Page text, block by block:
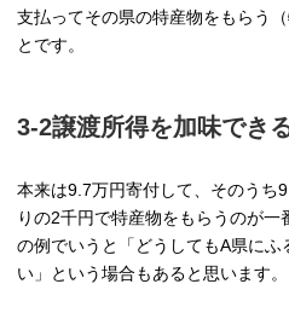
支払ってその県の特産物をもらう
とです。
3-2譲渡所得を加味でき
本来は9.7万円寄付して、そのうち
りの2千円で特産物をもらうのが
の例でいうと「どうしてもA県に
い」という場合もあると思います。